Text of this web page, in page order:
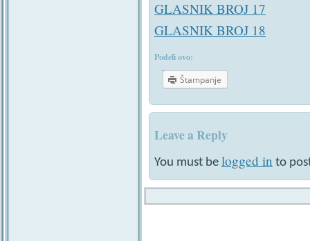
GLASNIK BROJ 17
GLASNIK BROJ 18
Podeli ovo:
Štampanje
Leave a Reply
You must be logged in to